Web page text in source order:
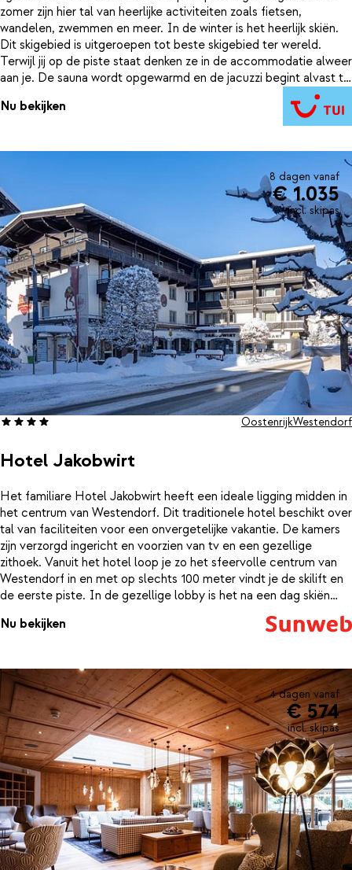
zomer zijn hier tal van heerlijke activiteiten zoals fietsen,
wandelen, zwemmen en meer. In de winter is het heerlijk skiën.
Dit skigebied is uitgeroepen tot beste skigebied ter wereld.
Terwijl jij op de piste staat denken ze in de accommodatie alweer
aan je. De sauna wordt opgewarmd en de jacuzzi begint alvast te
bubbelen. Je slaapt in comfortabele appartementen en iedere
ochtend is er de mogelijkheid om verse broodjes te bestellen.
Nu bekijken
8 dagen vanaf
€ 1.035
incl. skipas
Hotel Jakobwirt
OostenrijkWestendorf
Het familiare Hotel Jakobwirt heeft een ideale ligging midden in
het centrum van Westendorf. Dit traditionele hotel beschikt over
tal van faciliteiten voor een onvergetelijke vakantie. De kamers
zijn verzorgd ingericht en voorzien van tv en een gezellige
zithoek. Vanuit het hotel loop je zo het sfeervolle centrum van
Westendorf in en met op slechts 100 meter vindt je de skilift en
de eerste piste. In de gezellige lobby is het na een dag skiën
heerlijk bijkomen bij het knisperende haardvuur. Zin in om te
relaxen? In het binnenzwembad van Hotel Jakobwirt kun je nog
zorgen dat je helemaal kan bijtanken van een vermoeiende dag in
de bergen.
Nu bekijken
4 dagen vanaf
€ 574
incl. skipas